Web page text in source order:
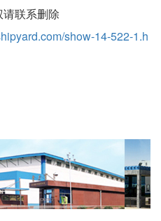
联系删除
show-14-522-1.h